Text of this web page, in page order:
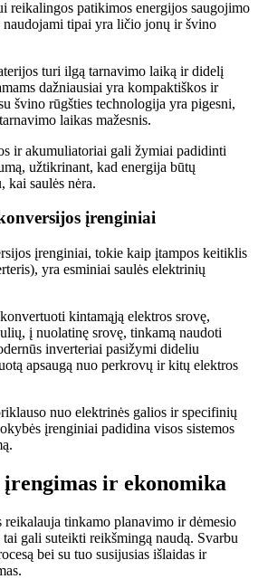
reikalingos patikimos energijos saugojimo
naudojami tipai yra ličio jonų ir švino
turi ilgą tarnavimo laiką ir didelį
dažniausiai yra kompaktiškos ir
švino rūgšties technologija yra pigesni,
laikas mažesnis.
ir akumuliatoriai gali žymiai padidinti
užtikrinant, kad energija būtų
kai saulės nėra.
įrenginiai
įrenginiai, tokie kaip įtampos keitiklis
yra esminiai saulės elektrinių
kintamąją elektros srovę,
į nuolatinę srovę, tinkamą naudoti
inverteriai pasižymi dideliu
apsaugą nuo perkrovų ir kitų elektros
nuo elektrinės galios ir specifinių
įrenginiai padidina visos sistemos
ir ekonomika
reikalauja tinkamo planavimo ir dėmesio
gali suteikti reikšmingą naudą. Svarbu
bei su tuo susijusias išlaidas ir